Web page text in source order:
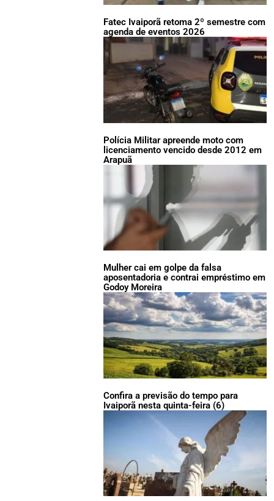
Fatec Ivaiporã retoma 2º semestre com
agenda de eventos 2026
Polícia Militar apreende moto com
licenciamento vencido desde 2012 em
Arapuã
Mulher cai em golpe da falsa
aposentadoria e contrai empréstimo em
Godoy Moreira
Confira a previsão do tempo para
Ivaiporã nesta quinta-feira (6)